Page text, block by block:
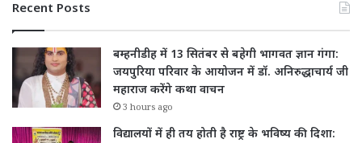
Recent Posts
बम्हनीडीह में 13 सितंबर से बहेगी भागवत ज्ञान गंगा:
जयपुरिया परिवार के आयोजन में डॉ. अनिरुद्धाचार्य जी
महाराज करेंगे कथा वाचन
3 hours ago
विद्यालयों में ही तय होती है राष्ट्र के भविष्य की दिशा: